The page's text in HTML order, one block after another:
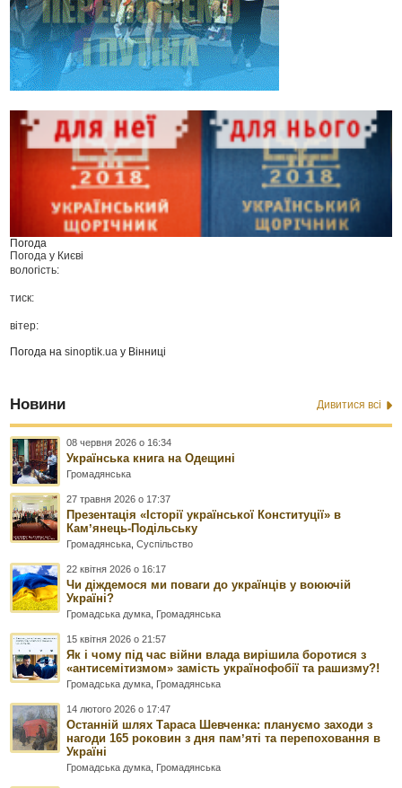
Погода
Погода у Києві
вологість:
тиск:
вітер:
Погода наsinoptik.ua у Вінниці
Новини Дивитися всі
08 червня 2026 о 16:34
Українська книга на Одещині
Громадянська
27 травня 2026 о 17:37
Презентація «Історії української Конституції» в
Камʼянець-Подільську
Громадянська ,Суспільство
22 квітня 2026 о 16:17
Чи діждемося ми поваги до українців у воюючій
Україні?
Громадська думка Громадянська
15 квітня 2026 о 21:57
Як і чому під час війни влада вирішила боротися з
«антисемітизмом» замість українофобії та рашизму?!
Громадська думка Громадянська
14 лютого 2026 о 17:47
Останній шлях Тараса Шевченка: плануємо заходи з
нагоди 165 роковин з дня памʼяті та перепоховання в
Україні
Громадська думка Громадянська